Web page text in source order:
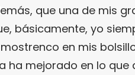
que una de mis
básicamente, yo
en mis
ha mejorado en lo que